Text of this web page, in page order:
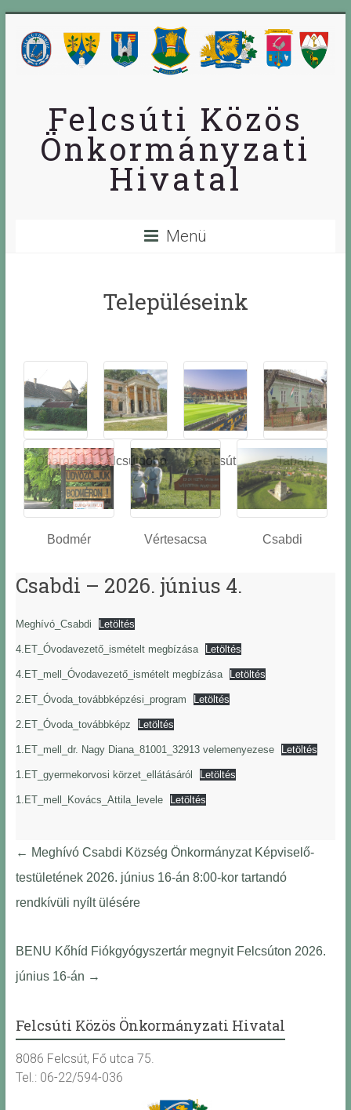
Felcsúti Közös
Önkormányzati
Hivatal
Menü
Településeink
Óbarok
Alcsútdobo
z
Felcsút Tabajd
Bodmér Vértesacsa Csabdi
Csabdi – 2026. június 4.
Meghívó_Csabdi Letöltés
4.ET_Óvodavezető_ismételt megbízása Letöltés
4.ET_mell_Óvodavezető_ismételt megbízása Letöltés
2.ET_Óvoda_továbbképzési_program Letöltés
2.ET_Óvoda_továbbképz Letöltés
1.ET_mell_dr. Nagy Diana_81001_32913 velemenyezese Letöltés
1.ET_gyermekorvosi körzet_ellátásáról Letöltés
1.ET_mell_Kovács_Attila_levele Letöltés
← Meghívó Csabdi Község Önkormányzat Képviselő-
testületének 2026. június 16-án 8:00-kor tartandó
rendkívüli nyílt ülésére
BENU Kőhíd Fiókgyógyszertár megnyit Felcsúton 2026.
június 16-án →
Felcsúti Közös Önkormányzati Hivatal
8086 Felcsút, Fő utca 75.
Tel.: 06-22/594-036